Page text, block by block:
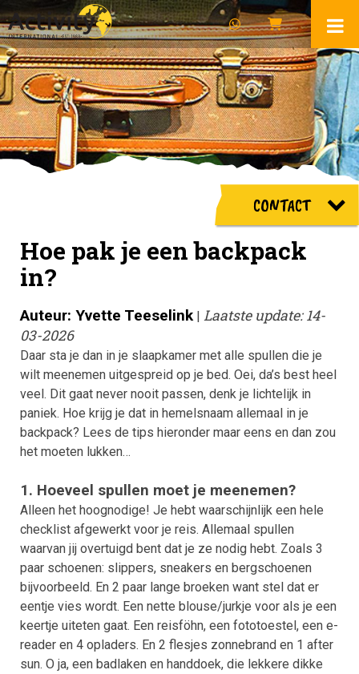
CONTACT
Hoe pak je een backpack
in?
Auteur: Yvette Teeselink | Laatste update: 14-
03-2026
Daar sta je dan in je slaapkamer met alle spullen die je
wilt meenemen uitgespreid op je bed. Oei, da’s best heel
veel. Dit gaat never nooit passen, denk je lichtelijk in
paniek. Hoe krijg je dat in hemelsnaam allemaal in je
backpack? Lees de tips hieronder maar eens en dan zou
het moeten lukken…
1. Hoeveel spullen moet je meenemen?
Alleen het hoognodige! Je hebt waarschijnlijk een hele
checklist afgewerkt voor je reis. Allemaal spullen
waarvan jij overtuigd bent dat je ze nodig hebt. Zoals 3
paar schoenen: slippers, sneakers en bergschoenen
bijvoorbeeld. En 2 paar lange broeken want stel dat er
eentje vies wordt. Een nette blouse/jurkje voor als je een
keertje uiteten gaat. Een reisföhn, een fototoestel, een e-
reader en 4 opladers. En 2 flesjes zonnebrand en 1 after
sun. O ja, een badlaken en handdoek, die lekkere dikke